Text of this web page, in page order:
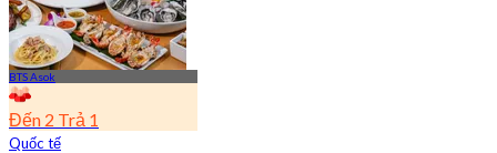
BTS Asok
Đến 2 Trả 1
Quốc tế